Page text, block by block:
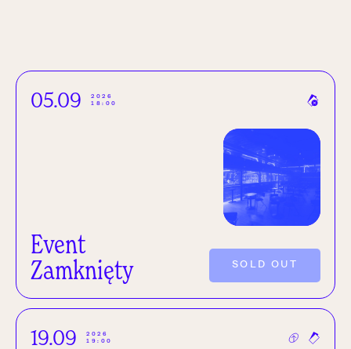
05.09
2026
18:00
Event
Zamknięty
SOLD OUT
19.09
2026
19:00